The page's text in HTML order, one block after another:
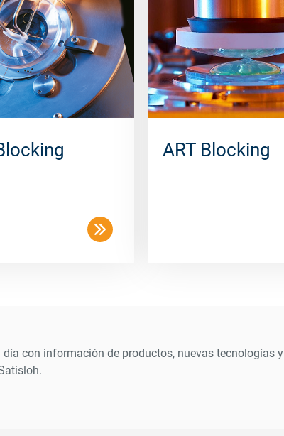
ART Blocking
día con información de productos, nuevas tecnologías y